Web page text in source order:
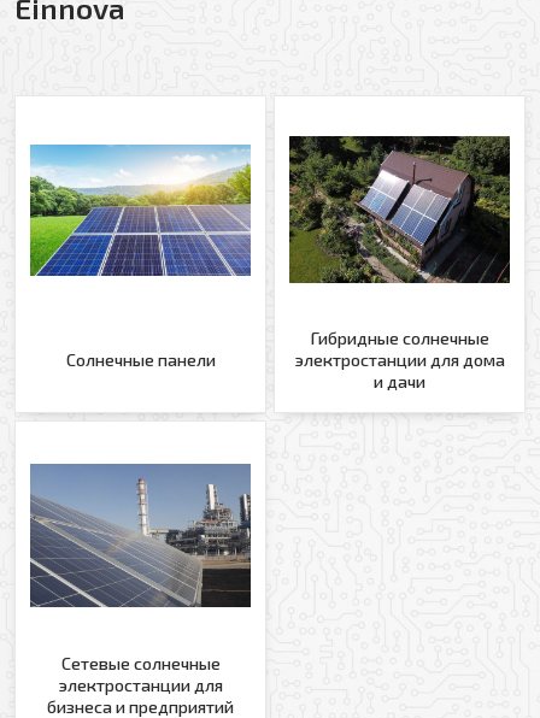
Einnova
Солнечные панели
Гибридные солнечные
электростанции для дома
и дачи
Сетевые солнечные
электростанции для
бизнеса и предприятий